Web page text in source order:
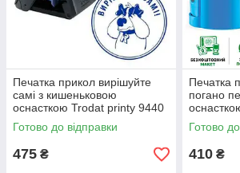
Печатка прикол вирішуйте
самі з кишеньковою
оснасткою Trodat printy 9440
Готово до відправки
475 ₴
Печатка
погано
Готово
410 ₴